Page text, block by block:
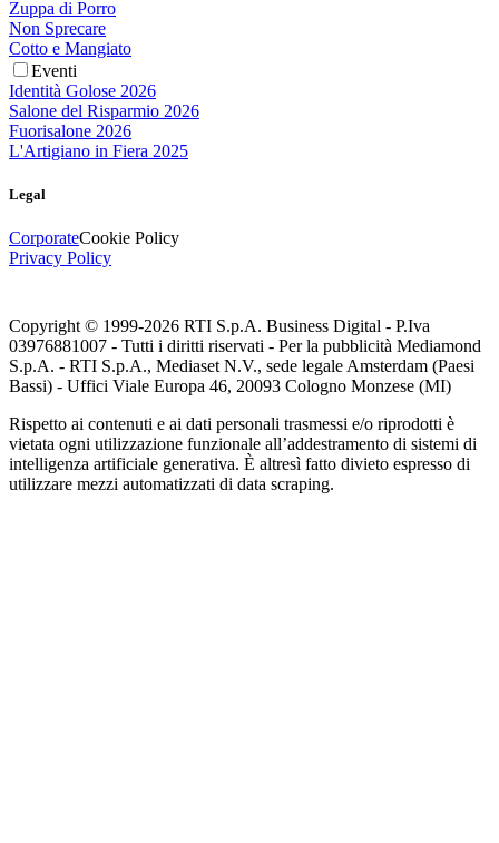
Zuppa di Porro
Non Sprecare
Cotto e Mangiato
Eventi
Identità Golose 2026
Salone del Risparmio 2026
Fuorisalone 2026
L'Artigiano in Fiera 2025
Legal
CorporateCookie Policy
Privacy Policy
Copyright © 1999-2026 RTI S.p.A. Business Digital - P.Iva
03976881007 - Tutti i diritti riservati - Per la pubblicità Mediamond
S.p.A. - RTI S.p.A., Mediaset N.V., sede legale Amsterdam (Paesi
Bassi) - Uffici Viale Europa 46, 20093 Cologno Monzese (MI)
Rispetto ai contenuti e ai dati personali trasmessi e/o riprodotti è
vietata ogni utilizzazione funzionale all’addestramento di sistemi di
intelligenza artificiale generativa. È altresì fatto divieto espresso di
utilizzare mezzi automatizzati di data scraping.